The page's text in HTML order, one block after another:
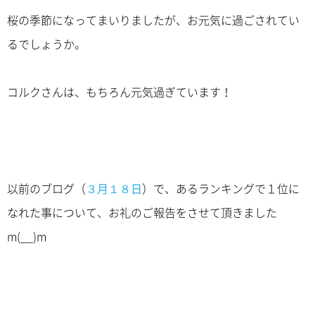
桜の季節になってまいりましたが、お元気に過ごされてい
るでしょうか。
コルクさんは、もちろん元気過ぎています！
以前のブログ（ ３月１８日）で、あるランキングで１位に
なれた事について、お礼のご報告をさせて頂きました
m(__)m